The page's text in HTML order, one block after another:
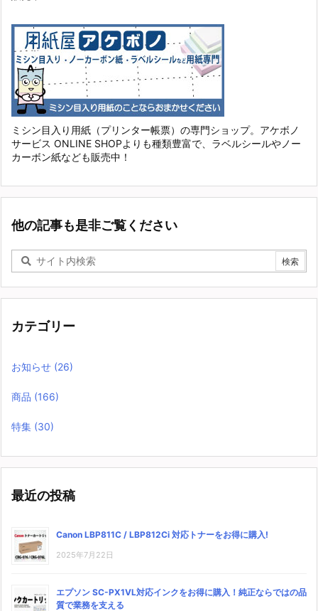
ミシン目入り用紙（プリンター帳票）の専門ショップ。アケボノ
サービス ONLINE SHOPよりも種類豊富で、ラベルシールやノー
カーボン紙なども販売中！
他の記事も是非ご覧ください
カテゴリー
お知らせ (26)
商品 (166)
特集 (30)
最近の投稿
Canon LBP811C / LBP812Ci 対応トナーをお得に購入!
2025年7月22日
エプソン SC-PX1VL対応インクをお得に購入！純正ならではの品
質で業務を支える